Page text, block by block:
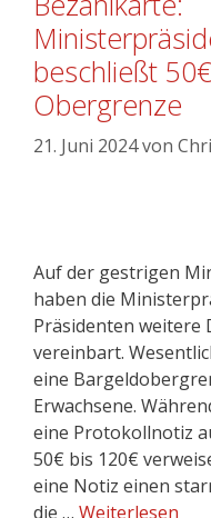
beschließt
Obergrenze
21. Juni 2024von
Auf der gestrigen
haben die
Präsidenten weitere
vereinbart.
eine
Erwachsene.
eine Protokollnotiz
50€ bis 120€
eine Notiz einen
die … Weiterlesen